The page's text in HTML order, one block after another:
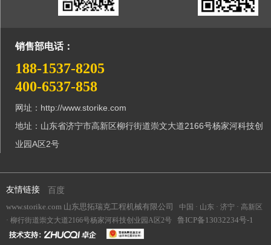
销售部电话：
188-1537-8205
400-6537-858
网址：http://www.storike.com
地址：山东省济宁市高新区柳行街道崇文大道2166号杨家河科技创
业园A区2号
友情链接
百度
www.storike.com 山东思拓瑞克工程机械有限公司
中国 · 山东 · 济宁 · 高新区
· 柳行街道崇文大道2166号杨家河科技创业园A区2号 鲁ICP备13032234号-1